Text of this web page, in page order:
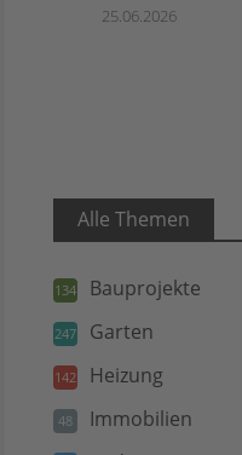
25.06.2026
Alle Themen
134 Bauprojekte
247 Garten
142 Heizung
48
Immobilien